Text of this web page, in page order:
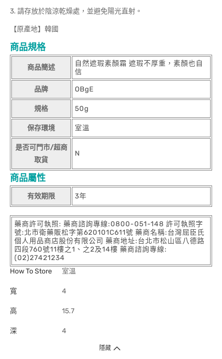
3. 請存放於陰涼乾燥處，並避免陽光直射。
【原產地】韓國
商品規格
商品簡述
自然遮瑕素顏霜 遮瑕不厚重，素顏也自
信
品牌 OBgE
規格 50g
保存環境 室溫
是否可門市/超商
取貨
N
商品屬性
有效期限 3年
藥商許可執照: 藥商諮詢專線:0800-051-148 許可執照字
號:北市衛藥販松字第620101C611號 藥商名稱:台灣屈臣氏
個人用品商店股份有限公司 藥商地址:台北市松山區八德路
四段760號11樓之1、之2及14樓 藥商諮詢專線:
(02)27421234
How To Store
室溫
寬 4
高 15.7
深 4
隱藏